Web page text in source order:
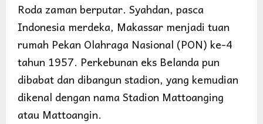
Roda zaman berputar. Syahdan, pasca
Indonesia merdeka, Makassar menjadi tuan
rumah Pekan Olahraga Nasional (PON) ke-4
tahun 1957. Perkebunan eks Belanda pun
dibabat dan dibangun stadion, yang kemudian
dikenal dengan nama Stadion Mattoanging
atau Mattoangin.